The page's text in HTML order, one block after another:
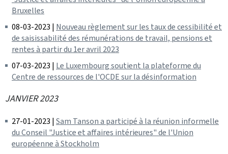
Bruxelles
08-03-2023 | Nouveau règlement sur les taux de cessibilité et
de saisissabilité des rémunérations de travail, pensions et
rentes à partir du 1er avril 2023
07-03-2023 | Le Luxembourg soutient la plateforme du
Centre de ressources de l'OCDE sur la désinformation
JANVIER 2023
27-01-2023 |Sam Tanson a participé à la réunion informelle
du Conseil "Justice et affaires intérieures" de l'Union
européenne à Stockholm